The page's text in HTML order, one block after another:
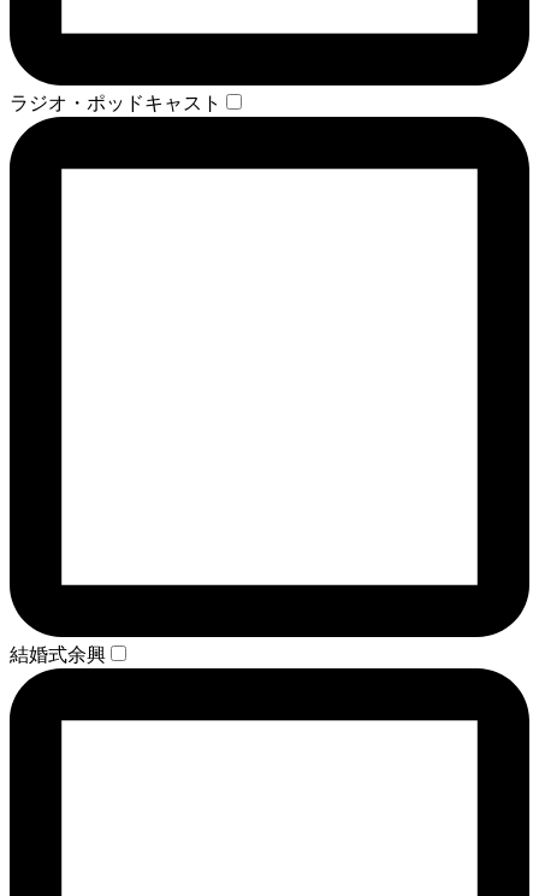
ラジオ・ポッドキャスト
結婚式余興